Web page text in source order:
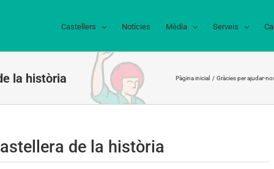
Castellers Notícies Mèdia Serveis
la història Pàgina inicial Gràcies per ajudar-
de la història